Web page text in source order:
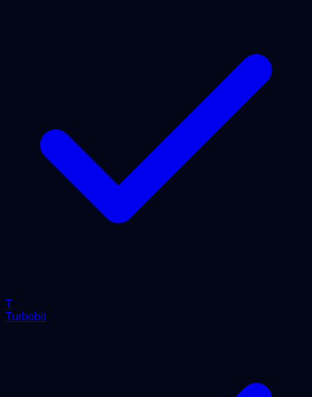
T
Turbobit